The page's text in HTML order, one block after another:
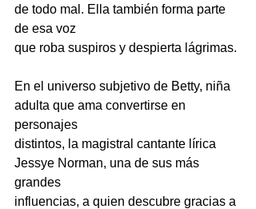
de todo mal. Ella también forma parte
de esa voz
que roba suspiros y despierta lágrimas.
En el universo subjetivo de Betty, niña
adulta que ama convertirse en
personajes
distintos, la magistral cantante lírica
Jessye Norman, una de sus más
grandes
influencias, a quien descubre gracias a